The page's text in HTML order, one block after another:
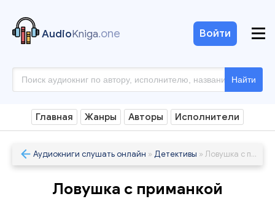
AudioKniga.one
Найти
Войти
Главная Жанры Авторы Исполнители
Аудиокниги слушать онлайн » Детективы » Ловушка с приманкой
Ловушка с приманкой